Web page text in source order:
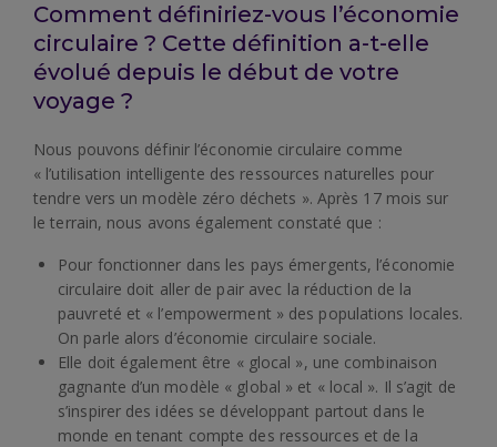
Comment définiriez-vous l’économie
circulaire ? Cette définition a-t-elle
évolué depuis le début de votre
voyage ?
Nous pouvons définir l’économie circulaire comme
« l’utilisation intelligente des ressources naturelles pour
tendre vers un modèle zéro déchets ». Après 17 mois sur
le terrain, nous avons également constaté que :
Pour fonctionner dans les pays émergents, l’économie
circulaire doit aller de pair avec la réduction de la
pauvreté et « l’empowerment » des populations locales.
On parle alors d’économie circulaire sociale.
Elle doit également être « glocal », une combinaison
gagnante d’un modèle « global » et « local ». Il s’agit de
s’inspirer des idées se développant partout dans le
monde en tenant compte des ressources et de la